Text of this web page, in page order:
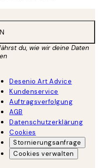
du, wie wir deine Daten
Desenio Art Advice
Kundenservice
Auftragsverfolgung
AGB
Datenschutzerklärung
Cookies
Stornierungsanfrage
Cookies verwalten